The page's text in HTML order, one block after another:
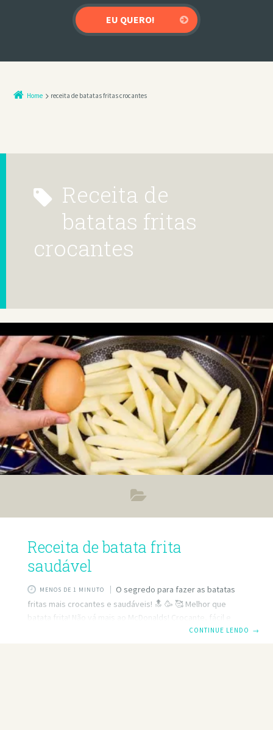
Home receita de batatas fritas crocantes
receita de
batatas fritas
crocantes
Receita de batata frita
saudável
MENOS DE 1 MINUTO
O segredo para fazer as batatas
fritas mais crocantes e saudáveis! 🔝 🥳 🥰 Melhor que
batata frita! Não vá mais ao McDonalds! Crocante, fácil e
muito delicioso! Receita simples! Olá a todos 😘 Hoje vou
CONTINUE LENDO →